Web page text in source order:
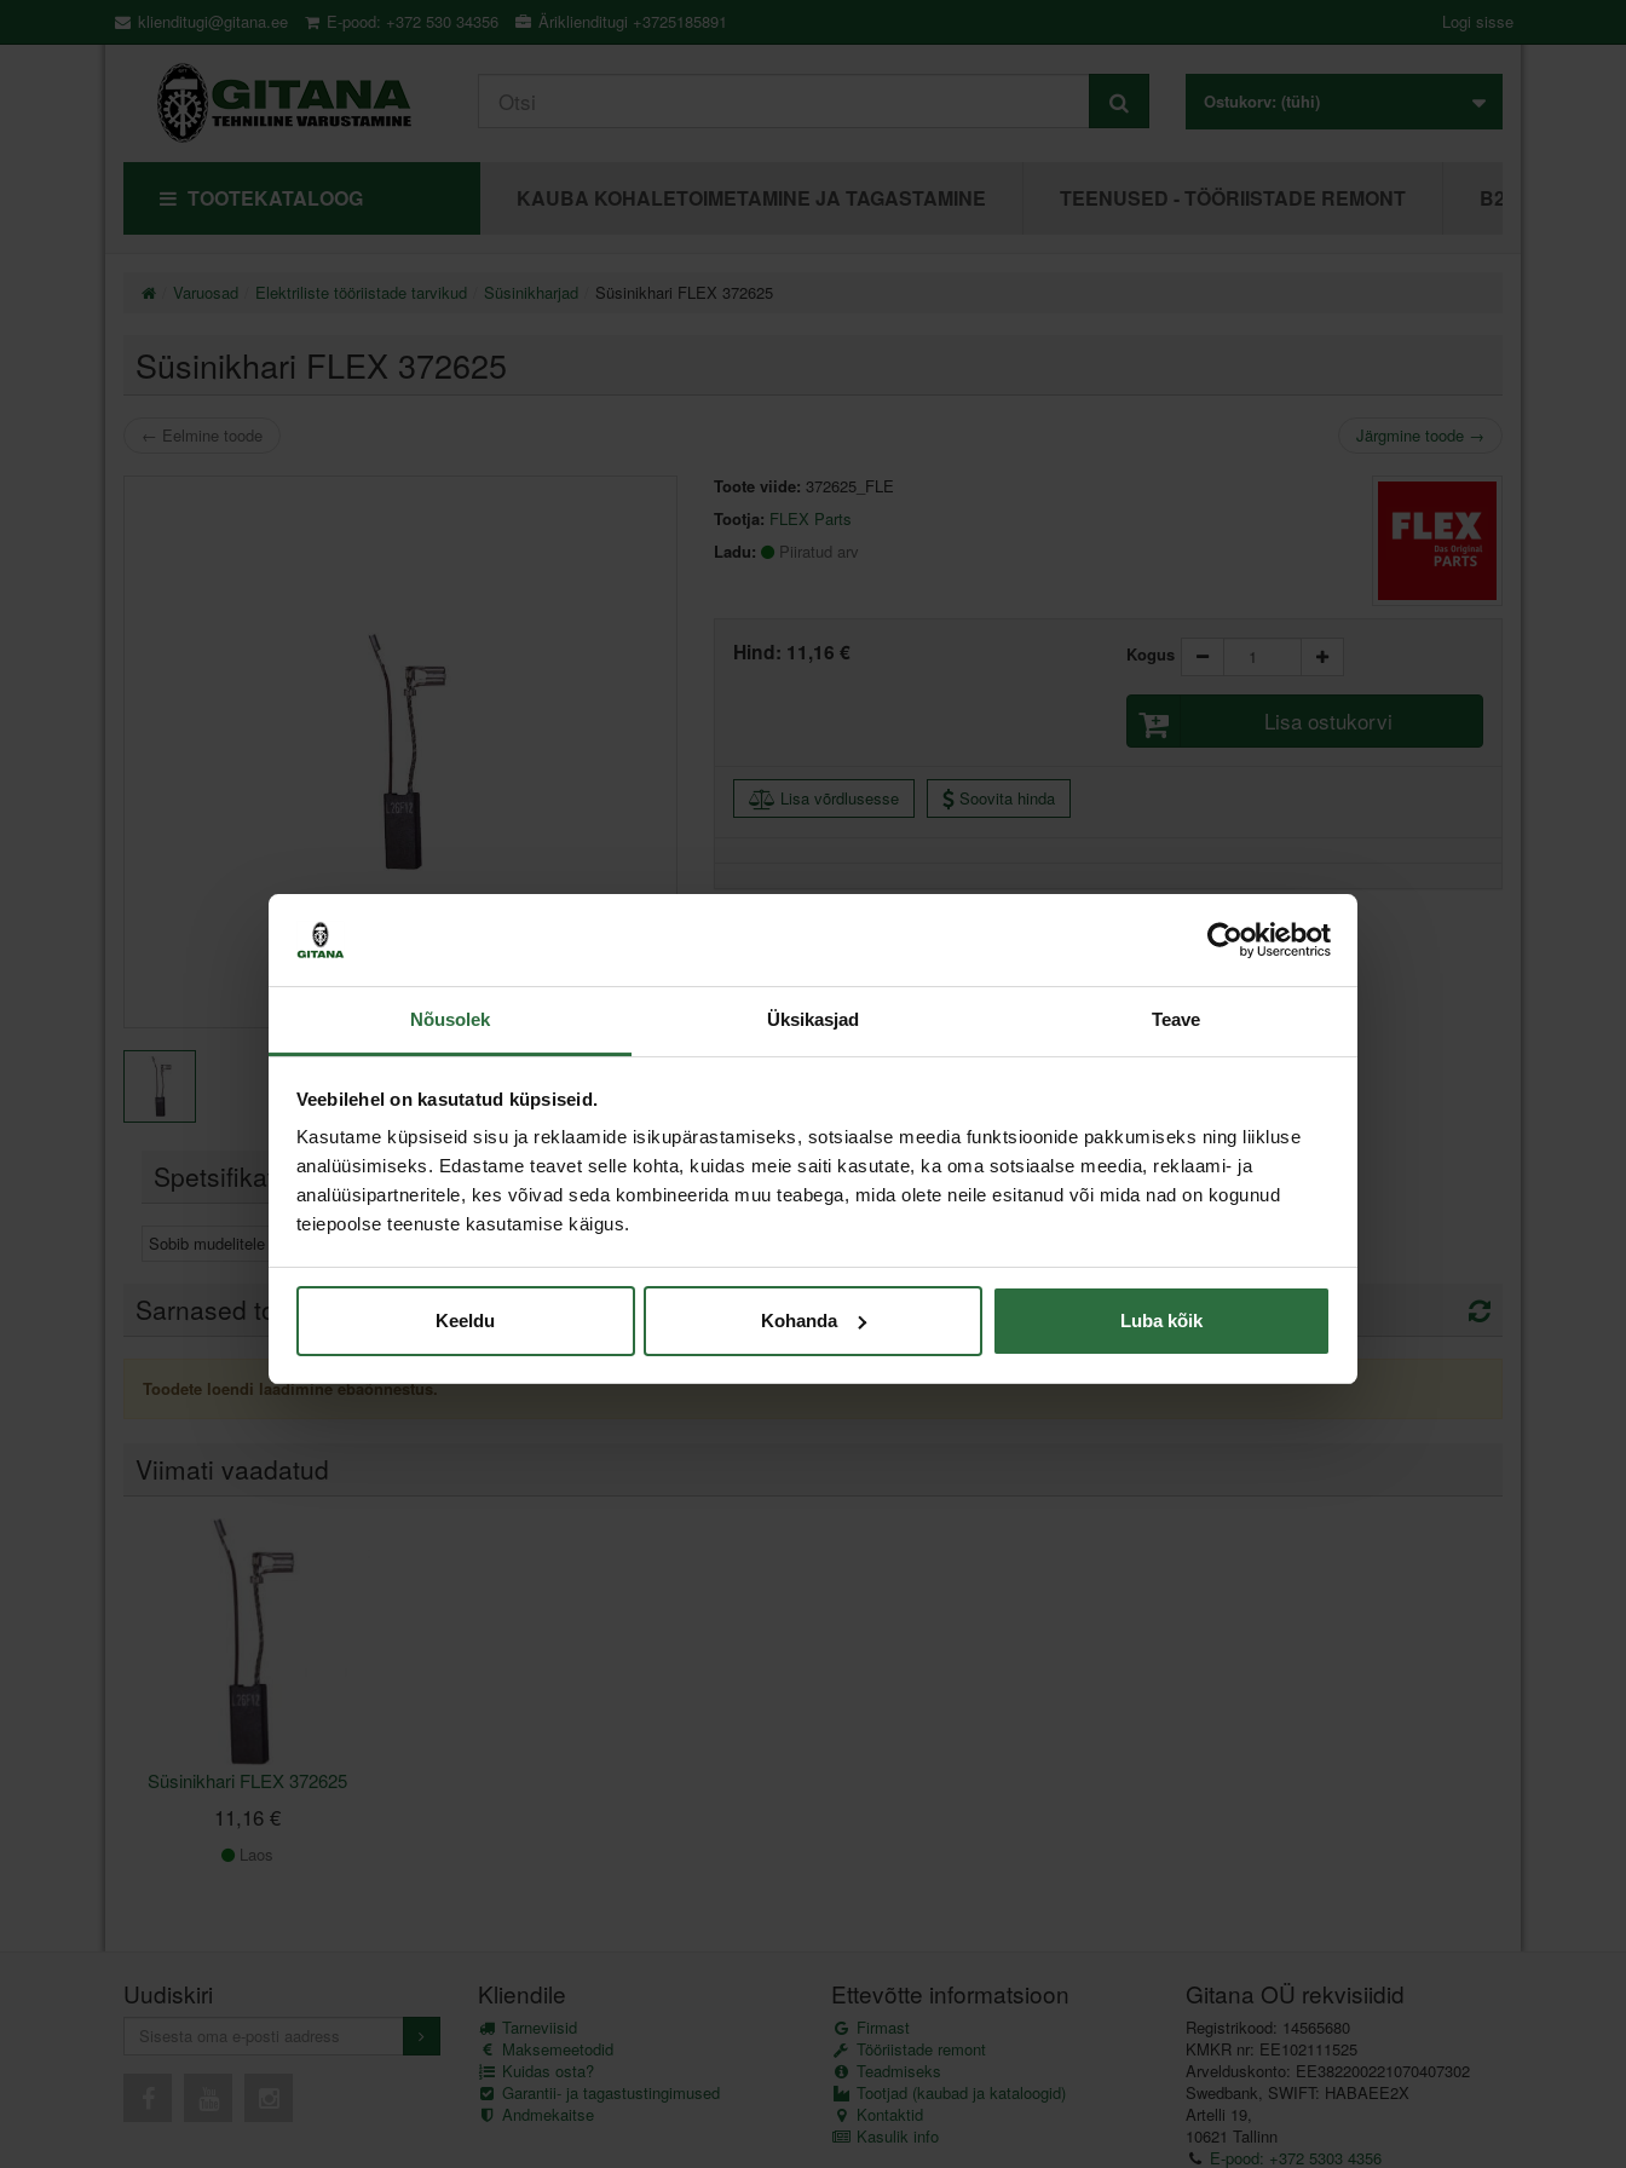
Nõusolek Üksikasjad Teave
Veebilehel on kasutatud küpsiseid.
Kasutame küpsiseid sisu ja reklaamide isikupärastamiseks, sotsiaalse meedia funktsioonide pakkumiseks ning liikluse
analüüsimiseks. Edastame teavet selle kohta, kuidas meie saiti kasutate, ka oma sotsiaalse meedia, reklaami- ja
analüüsipartneritele, kes võivad seda kombineerida muu teabega, mida olete neile esitanud või mida nad on kogunud
teiepoolse teenuste kasutamise käigus.
Keeldu Kohanda Luba kõik
klienditugi@gitana.ee E-pood: +372 530 34356 Äriklienditugi +3725185891 Logi sisse
Ostukorv: (tühi)
TOOTEKATALOOG KAUBA KOHALETOIMETAMINE JA TAGASTAMINE TEENUSED - TÖÖRIISTADE REMONT B2B
Varuosad Elektriliste tööriistade tarvikud Süsinikharjad Süsinikhari FLEX 372625
Süsinikhari FLEX 372625
← Eelmine toode Järgmine toode →
Toote viide: 372625_FLE
Tootja: FLEX Parts
Ladu:
Piiratud arv
Hind: 11,16 € Kogus
Lisa ostukorvi
Lisa võrdlusesse Soovita hinda
Spetsifikatsioon
Sobib mudelitele
Sarnased tooted
Toodete loendi laadimine ebaõnnestus.
Viimati vaadatud
Süsinikhari FLEX 372625
11,16 €
Laos
Uudiskiri Kliendile
Tarneviisid
Maksemeetodid
Kuidas osta?
Garantii- ja tagastustingimused
Andmekaitse
Ettevõtte informatsioon
Firmast
Tööriistade remont
Teadmiseks
Tootjad (kaubad ja kataloogid)
Kontaktid
Kasulik info
Gitana OÜ rekvisiidid
Registrikood: 14565680
KMKR nr: EE102111525
Arvelduskonto: EE382200221070407302
Swedbank, SWIFT: HABAEE2X
Artelli 19,
10621 Tallinn
E-pood: +372 5303 4356